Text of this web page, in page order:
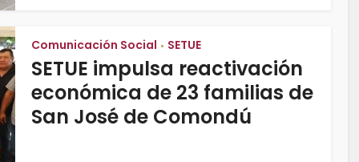
Comunicación Social • SETUE
SETUE impulsa reactivación
económica de 23 familias de
San José de Comondú